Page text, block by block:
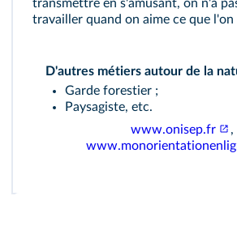
transmettre en s'amusant, on n'a
travailler quand on aime ce que
D'autres métiers autour de la
Garde forestier ;
Paysagiste, etc.
www.onisep.fr
,